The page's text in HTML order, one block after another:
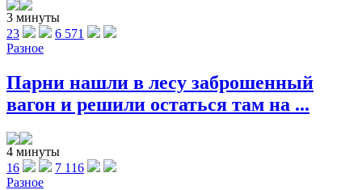
3 минуты
23
6 571
Разное
Парни нашли в лесу заброшенный
вагон и решили остаться там на ...
4 минуты
16
7 116
Разное